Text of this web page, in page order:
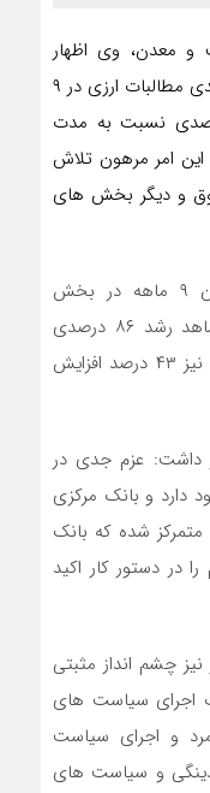
و معدن، وی اظهار
داشت: طبق آمار و گزارشات، وصول نقدی مطالبات ارزی در ۹
امسال، از رشد ۱۳۴ درصدی نسبت به مدت
امر مرهون تلاش
و دیگر بخش های
وی اضافه کرد: در همین مدت زمان ۹ ماهه در بخش
گشایش اعتبارات اسنادی ریالی نیز شاهد رشد ۸۶ درصدی
هستیم و صدور ضمانتنامه های ریالی نیز ۴۳ درصد افزایش
داشت: عزم جدی در
دارد و بانک مرکزی
متمرکز شده که بانک
در دستور کار اکید
چشم انداز مثبتی
اجرای سیاست های
و اجرای سیاست
و سیاست های